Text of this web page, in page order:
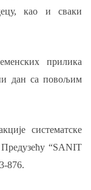
као и сваки
прилика
дан са повољим
систематске
Предузећу “SANIT
876.